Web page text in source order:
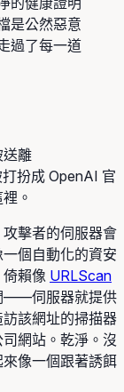
是公然惡意
過了每一道
送離
打扮成 OpenAI 官
。
擊者的伺服器會
個自動化的資安
賴像 URLScan
——伺服器就提供
該網址的掃描器
網站。乾淨。沒
像一個跟著誘餌